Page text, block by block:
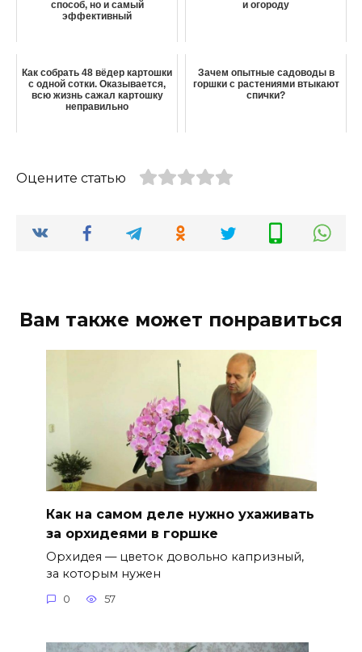
способ, но и самый
эффективный
и огороду
Как собрать 48 вёдер картошки
с одной сотки. Оказывается,
всю жизнь сажал картошку
неправильно
Зачем опытные садоводы в
горшки с растениями втыкают
спички?
Оцените статью
Вам также может понравиться
Как на самом деле нужно ухаживать
за орхидеями в горшке
Орхидея — цветок довольно капризный,
за которым нужен
0 57